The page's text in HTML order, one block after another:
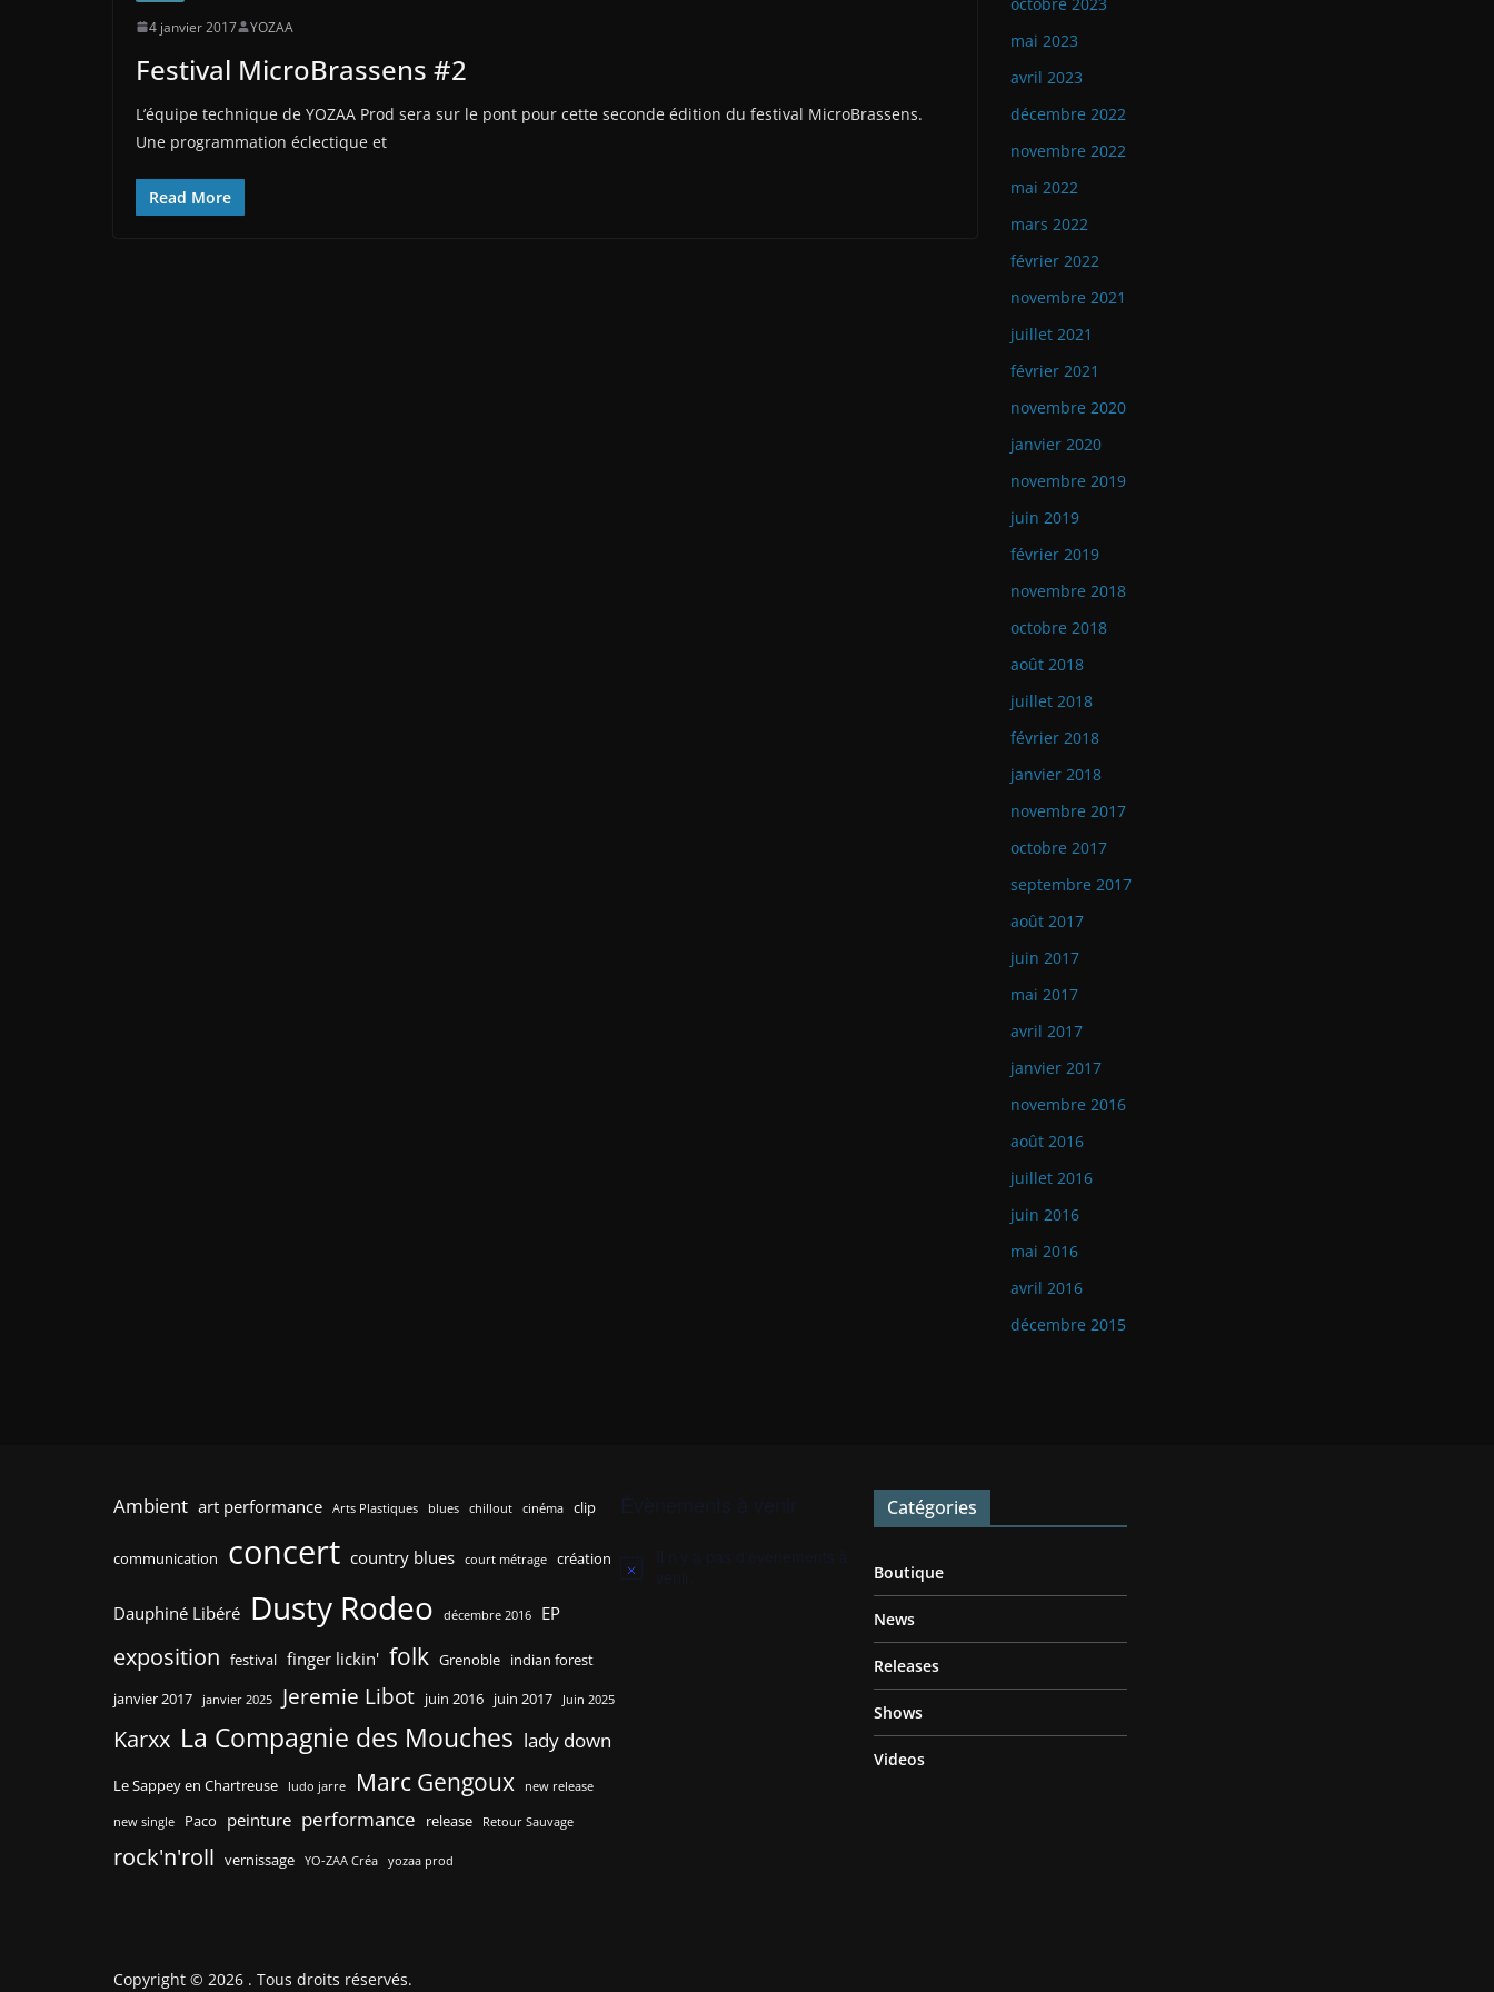
4 janvier 2017 YOZAA
Festival MicroBrassens #2
L’équipe technique de YOZAA Prod sera sur le pont pour cette seconde édition du festival MicroBrassens.
Une programmation éclectique et
Read More
mai 2023
avril 2023
décembre 2022
novembre 2022
mai 2022
mars 2022
février 2022
novembre 2021
juillet 2021
février 2021
novembre 2020
janvier 2020
novembre 2019
juin 2019
février 2019
novembre 2018
octobre 2018
août 2018
juillet 2018
février 2018
janvier 2018
novembre 2017
octobre 2017
septembre 2017
août 2017
juin 2017
mai 2017
avril 2017
janvier 2017
novembre 2016
août 2016
juillet 2016
juin 2016
mai 2016
avril 2016
décembre 2015
Ambient art performance Arts Plastiques blues chillout cinéma clip
communication concert country blues court métrage création
Dauphiné Libéré Dusty Rodeo décembre 2016 EP
exposition festival finger lickin' folk Grenoble indian forest
janvier 2017
janvier 2025 Jeremie Libot juin 2016 juin 2017 Juin 2025
Karxx La Compagnie des Mouches lady down
Le Sappey en Chartreuse ludo jarre Marc Gengoux new release
new single Paco peinture performance release Retour Sauvage
rock'n'roll vernissage YO-ZAA Créa yozaa prod
N
Catégories
Boutique
News
Releases
Shows
Videos
Copyright © 2026 . Tous droits réservés.